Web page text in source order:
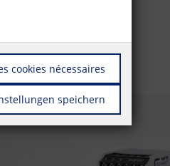
cookies nécessaires
speichern